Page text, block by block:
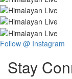
Follow @ Instagram
Stay